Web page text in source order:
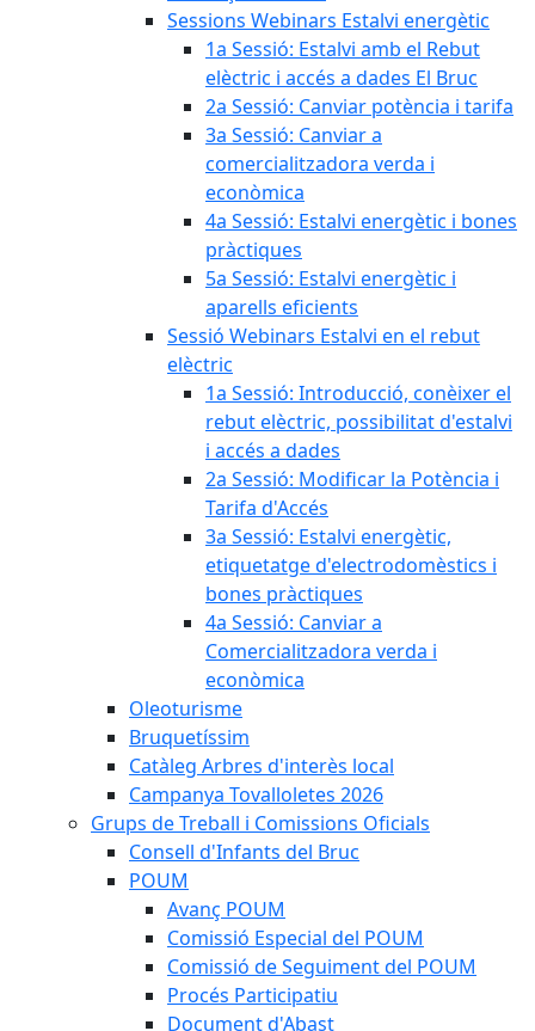
Sessions Webinars Estalvi energètic
1a Sessió: Estalvi amb el Rebut
elèctric i accés a dades El Bruc
2a Sessió: Canviar potència i tarifa
3a Sessió: Canviar a
comercialitzadora verda i
econòmica
4a Sessió: Estalvi energètic i bones
pràctiques
5a Sessió: Estalvi energètic i
aparells eficients
Sessió Webinars Estalvi en el rebut
elèctric
1a Sessió: Introducció, conèixer el
rebut elèctric, possibilitat d'estalvi
i accés a dades
2a Sessió: Modificar la Potència i
Tarifa d'Accés
3a Sessió: Estalvi energètic,
etiquetatge d'electrodomèstics i
bones pràctiques
4a Sessió: Canviar a
Comercialitzadora verda i
econòmica
Oleoturisme
Bruquetíssim
Catàleg Arbres d'interès local
Campanya Tovalloletes 2026
Grups de Treball i Comissions Oficials
Consell d'Infants del Bruc
POUM
Avanç POUM
Comissió Especial del POUM
Comissió de Seguiment del POUM
Procés Participatiu
Document d'Abast